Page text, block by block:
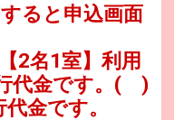
ると申込画面
【2名1室】利用
金です。 ( )
金です。